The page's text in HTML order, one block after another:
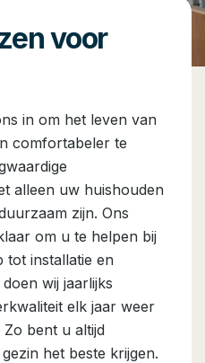
voor
in om het leven van
comfortabeler te
alleen uw huishouden
zijn. Ons
om u te helpen bij
tot installatie en
wij jaarlijks
elk jaar weer
bent u altijd
het beste krijgen.